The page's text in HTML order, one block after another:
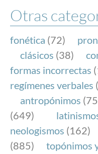
NOTICIAS
SOBRE LA
FundéuRAE es
y la Real Academia
el buen uso del
Internet.
Otras
fonética (72)
clásicos (38)
formas incorrectas
regímenes verbales
antropónimos
(649)
neologismos (162)
(885)
topónimos